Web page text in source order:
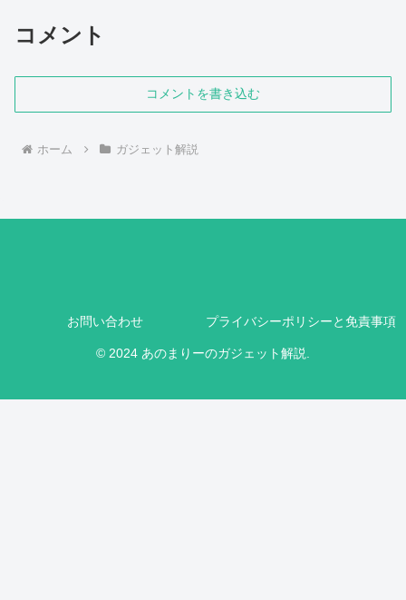
コメント
コメントを書き込む
ホーム ガジェット解説
お問い合わせ プライバシーポリシーと免責事項
© 2024 あのまりーのガジェット解説.